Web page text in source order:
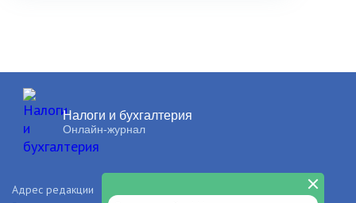
Налоги и бухгалтерия
Онлайн-журнал
Адрес редакции